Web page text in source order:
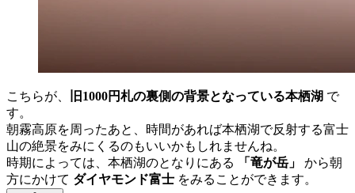
こちらが、 旧1000円札の裏側の背景となっている本栖湖 で
す。
朝霧高原を周ったあと、時間があれば本栖湖で反射する富士
山の絶景をみにくるのもいいかもしれませんね。
時期によっては、本栖湖のとなりにある
「竜が岳」
から朝
方にかけて ダイヤモンド富士 をみることができます。